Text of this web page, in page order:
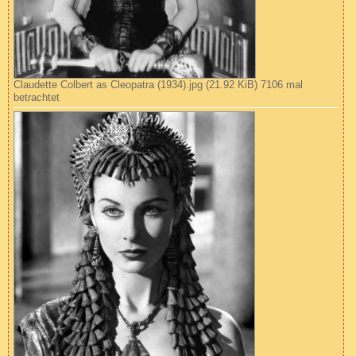
Claudette Colbert as Cleopatra (1934).jpg (21.92 KiB) 7106 mal
betrachtet